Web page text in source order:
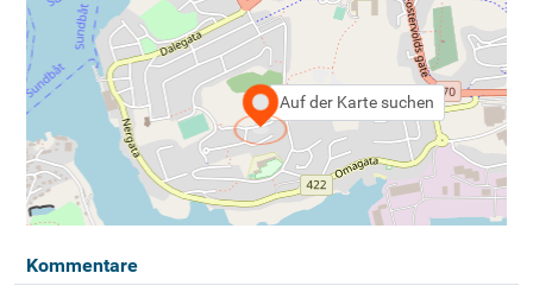
Auf der Karte suchen
Kommentare